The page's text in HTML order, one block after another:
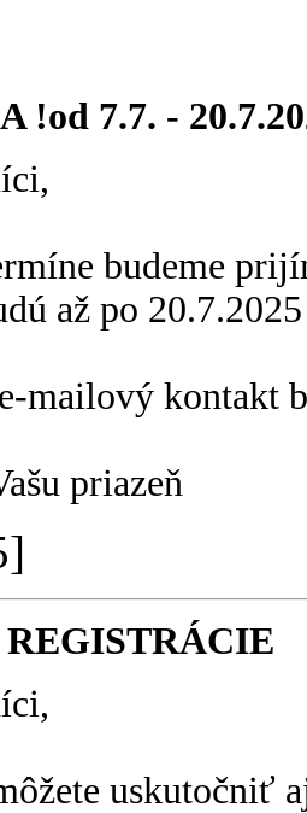
!od 7.7. -
budeme
až po
mailový kontakt
priazeň
uskutočniť